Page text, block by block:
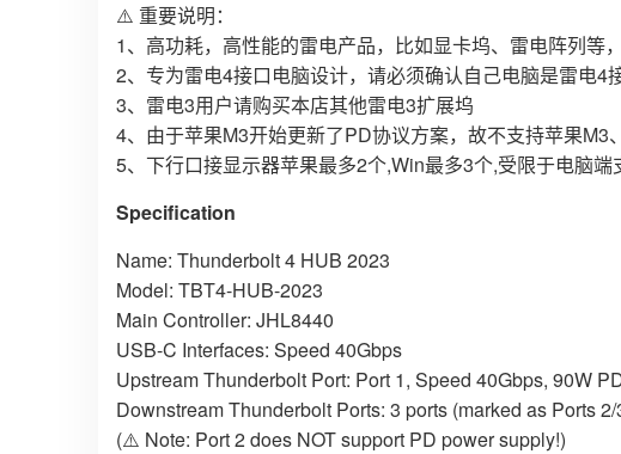
⚠️ 重要说明：
1、高功耗，高性能的雷电产品，比如显卡坞、雷电阵列等
2、专为雷电4接口电脑设计，请必须确认自己电脑是雷电4
3、雷电3用户请购买本店其他雷电3扩展坞
4、由于苹果M3开始更新了PD协议方案，故不支持苹果
5、下行口接显示器苹果最多2个,Win最多3个,受限于电脑端
Specification
Name: Thunderbolt 4 HUB 2023
Model: TBT4-HUB-2023
Main Controller: JHL8440
USB-C Interfaces: Speed 40Gbps
Upstream Thunderbolt Port: Port 1, Speed 40Gbps, 90W
Downstream Thunderbolt Ports: 3 ports (marked as Ports
(⚠️ Note: Port 2 does NOT support PD power supply!)